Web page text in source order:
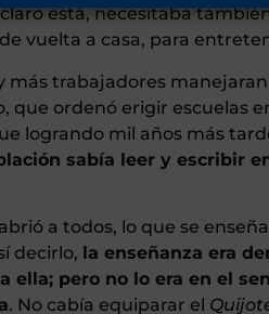
está, necesitaba
vuelta a casa, para
trabajadores
que ordenó erigir escuelas
logrando mil años más
sabía leer y escribir
a todos, lo que se
decirlo, la enseñanza era
ella; pero no lo era en el
. No cabía equiparar el